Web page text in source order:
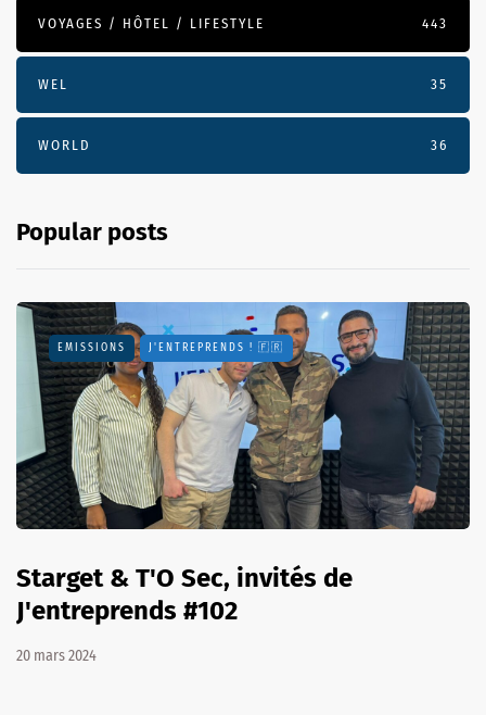
VOYAGES / HÔTEL / LIFESTYLE 443
WEL 35
WORLD 36
Popular posts
EMISSIONS J'ENTREPRENDS ! 🇫🇷
Starget & T'O Sec, invités de
J'entreprends #102
20 mars 2024